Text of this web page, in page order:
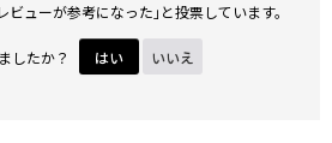
ビューが参考になった｣と投票しています。
したか？ はい いいえ